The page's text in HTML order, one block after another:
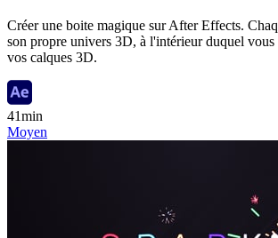
Créer une boite magique sur After Effects.
son propre univers 3D, à l'intérieur duquel vous
vos calques 3D.
41min
Moyen